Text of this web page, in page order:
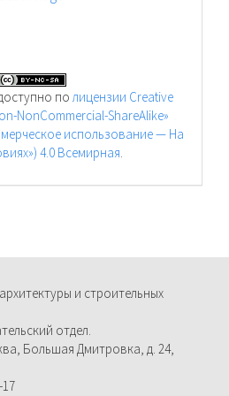
полицензии Creative
NonCommercial-ShareAlike»
использование — На
4.0 Всемирная.
и строительных
отдел.
Большая Дмитровка, д. 24,